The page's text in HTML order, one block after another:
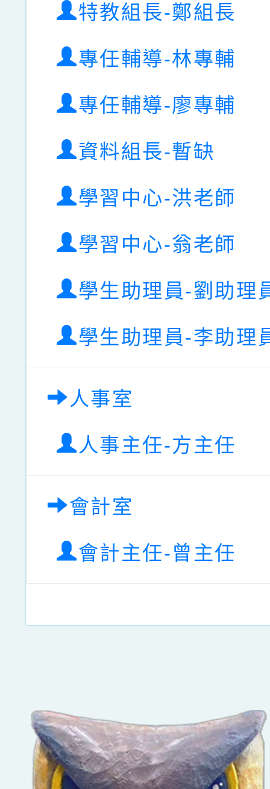
特教組長-鄭組長
專任輔導-林專輔
專任輔導-廖專輔
資料組長-暫缺
學習中心-洪老師
學習中心-翁老師
學生助理員-劉助理
學生助理員-李助理
人事室
人事主任-方主任
會計室
會計主任-曾主任